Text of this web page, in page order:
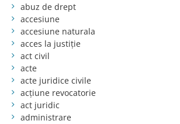
abuz de drept
accesiune
accesiune naturala
acces la justiție
act civil
acte
acte juridice civile
acțiune revocatorie
act juridic
administrare